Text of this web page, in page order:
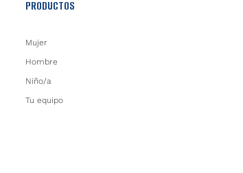
PRODUCTOS
Mujer
Hombre
Niño/a
Tu equipo